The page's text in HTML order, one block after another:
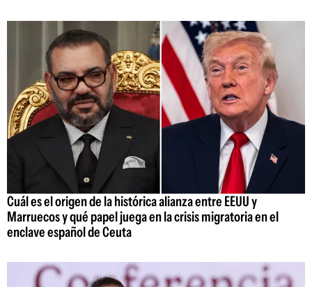
Cuál es el origen de la histórica alianza entre EEUU y
Marruecos y qué papel juega en la crisis migratoria en el
enclave español de Ceuta